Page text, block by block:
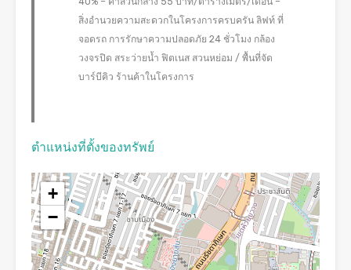
สิ่งอำนวยความสะดวกในโครงการครบครัน ลิฟท์ ที่
จอดรถ การรักษาความปลอดภัย 24 ชั่วโมง กล้อง
วงจรปิด สระว่ายน้ำ ฟิตเนส สวนหย่อม / พื้นที่จัด
บาร์บีคิว ร้านค้าในโครงการ
ตำแหน่งที่ตั้งของทรัพย์
+
−